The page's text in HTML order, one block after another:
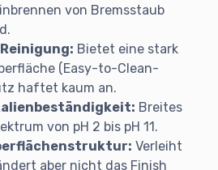
von Bremsstaub
Bietet eine stark
(Easy-to-Clean-
haftet kaum an.
Breites
von pH 2 bis pH 11.
Verleiht
aber nicht das Finish